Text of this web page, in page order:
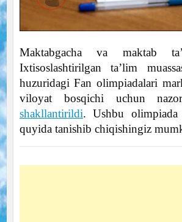
Maktabgacha va maktab
Ixtisoslashtirilgan ta’lim
huzuridagi Fan olimpiadalari
viloyat bosqichi uchun
shakllantirildi. Ushbu
quyida tanishib chiqishingiz